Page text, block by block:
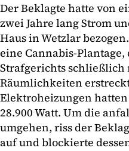
Der Beklagte hatte von
zwei Jahre lang Strom
Haus in Wetzlar
eine Cannabis-
Strafgerichts schließlich
Räumlichkeiten
Elektroheizungen
28.900 Watt. Um die
umgehen, riss der
auf und blockierte